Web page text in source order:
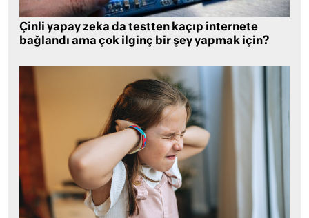
Çinli yapay zeka da testten kaçıp internete
bağlandı ama çok ilginç bir şey yapmak için?